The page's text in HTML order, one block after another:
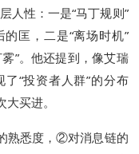
人性：一是“马丁规则”
匡，二是“离场时机”
”。他还提到，像艾瑞
“投资者人群”的分布
买进。
熟悉度，②对消息链的